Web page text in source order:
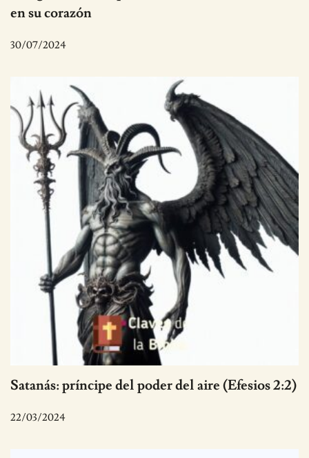
en su corazón
30/07/2024
Satanás: príncipe del poder del aire (Efesios 2:2)
22/03/2024